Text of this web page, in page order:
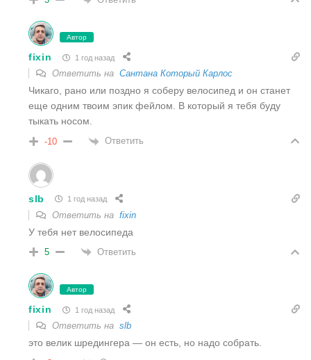
Автор
fixin 1 год назад
Ответить на Сантана Который Карлос
Чикаго, рано или поздно я соберу велосипед и он станет
еще одним твоим эпик фейлом. В который я тебя буду
тыкать носом.
-10 Ответить
slb 1 год назад
Ответить на fixin
У тебя нет велосипеда
5 Ответить
Автор
fixin 1 год назад
Ответить на slb
это велик шредингера — он есть, но надо собрать.